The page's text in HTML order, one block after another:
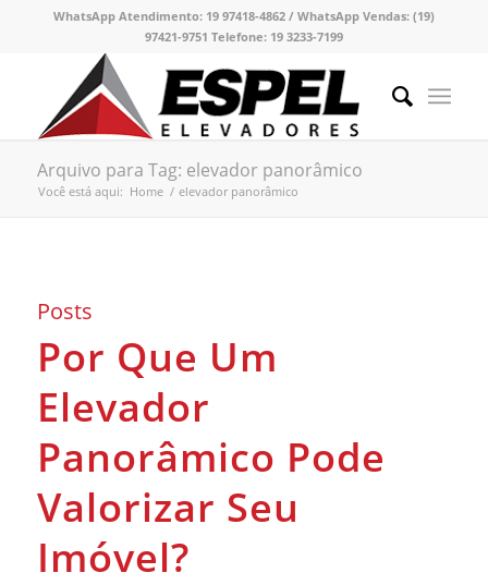
WhatsApp Atendimento:19 97418-4862 / WhatsApp Vendas:(19)
97421-9751 Telefone: 19 3233-7199
Arquivo para Tag: elevador panorâmico
Você está aqui: Home / elevador panorâmico
Posts
Por Que Um
Elevador
Panorâmico Pode
Valorizar Seu
Imóvel?